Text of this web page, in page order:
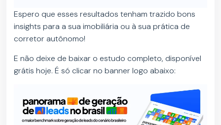
Espero que esses resultados tenham trazido bons
insights para a sua imobiliária ou à sua prática de
corretor autônomo!
E não deixe de baixar o estudo completo, disponível
grátis hoje. É só clicar no banner logo abaixo: